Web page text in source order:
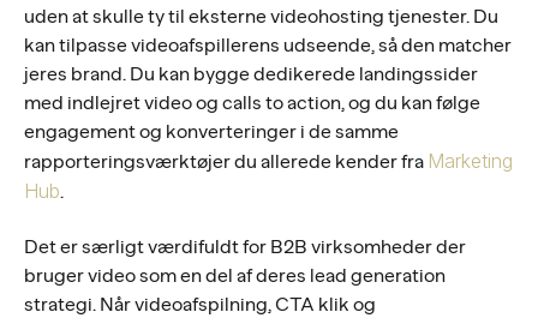
uden at skulle ty til eksterne videohosting tjenester. Du
kan tilpasse videoafspillerens udseende, så den matcher
jeres brand. Du kan bygge dedikerede landingssider
med indlejret video og calls to action, og du kan følge
engagement og konverteringer i de samme
rapporteringsværktøjer du allerede kender fra Marketing
Hub.
Det er særligt værdifuldt for B2B virksomheder der
bruger video som en del af deres lead generation
strategi. Når videoafspilning, CTA klik og